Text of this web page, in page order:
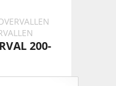
200-